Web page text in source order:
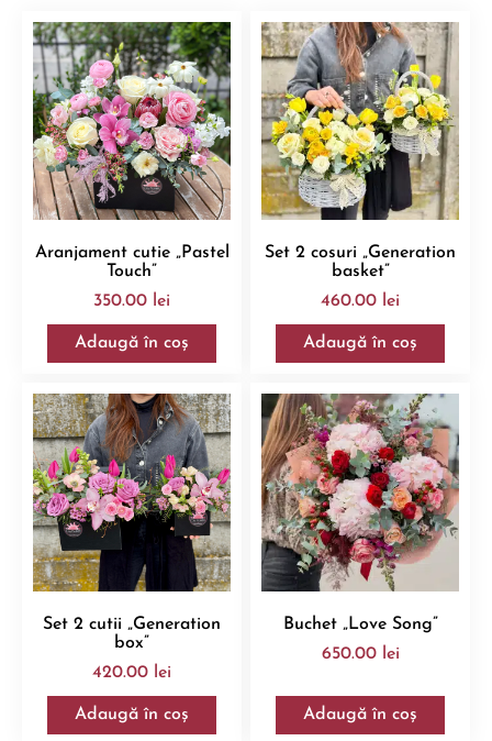
Aranjament cutie „Pastel
Touch”
350.00 lei
Adaugă în coș
Set 2 cosuri „Generation
basket”
460.00 lei
Adaugă în coș
Set 2 cutii „Generation
box”
420.00 lei
Adaugă în coș
Buchet „Love Song”
650.00 lei
Adaugă în coș